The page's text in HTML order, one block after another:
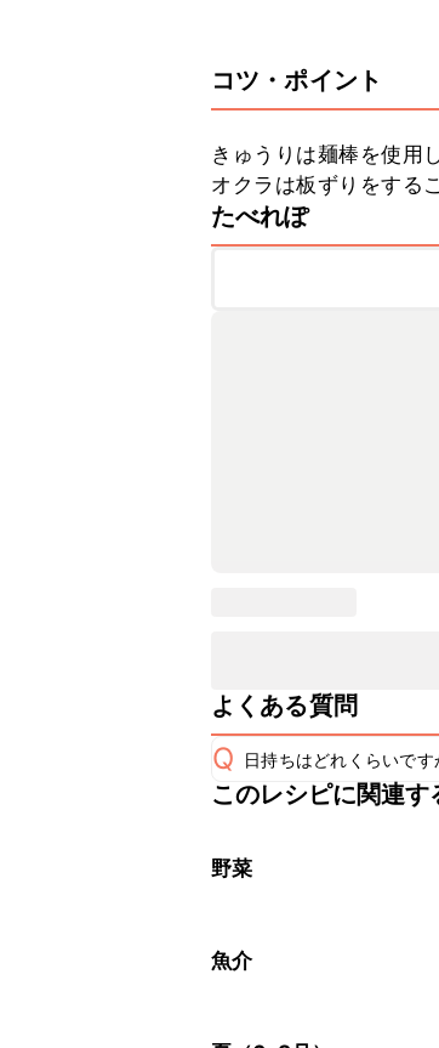
コツ・ポイント
きゅうりは麺棒を使用
オクラは板ずりをする
たべれぽ
よくある質問
Q 日持ちはどれくらいです
保存期間は冷蔵で当日
※日持ちは目安です。
このレシピに関連す
野菜
魚介